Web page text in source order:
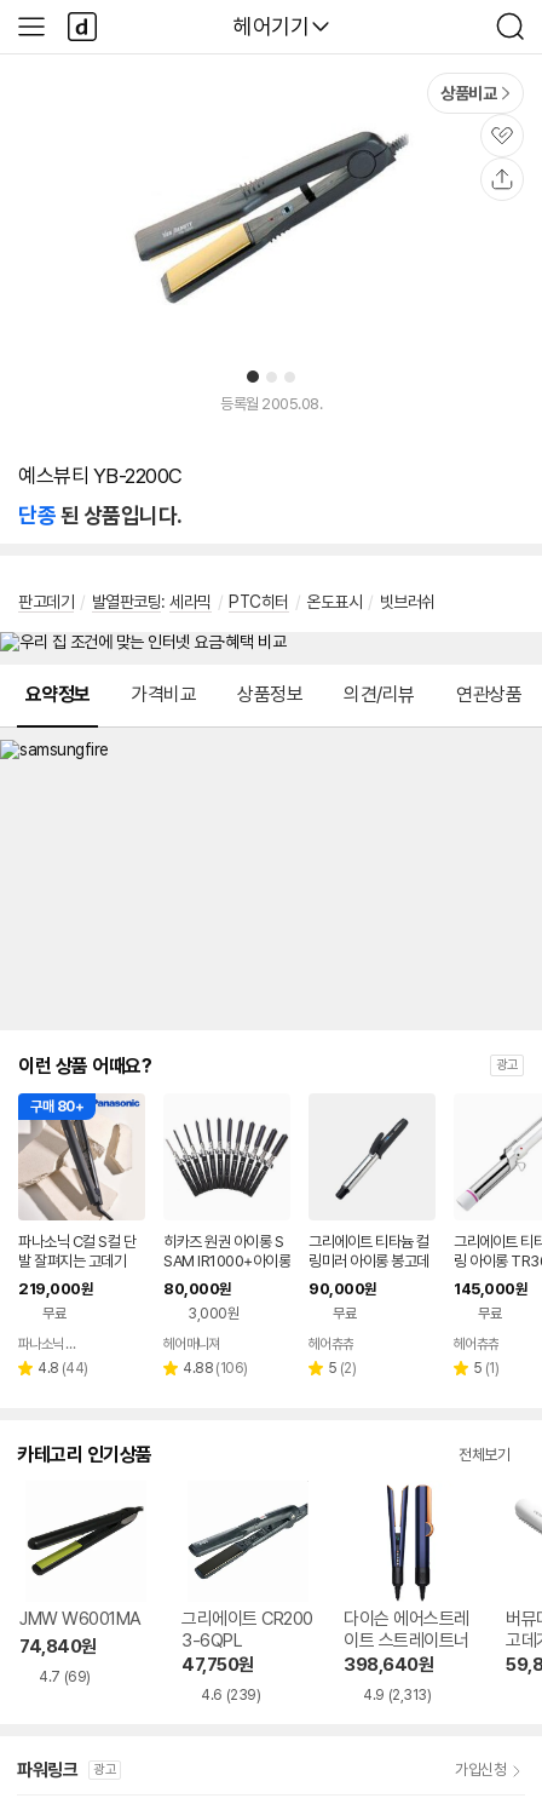
다나와
헤어기기
검
색
사
이
다
나
와
1 2 3
상품비교
관
심
등록월 2005.08.
예스뷰티 YB-2200C
단종된 상품입니다.
판고데기 / 발열판코팅: 세라믹 / PTC히터 / 온도표시 / 빗브러쉬
요약정보 가격비교 상품정보 의견/리뷰 연관상품
이런 상품 어때요? 광고
구매 80+
파나소닉 C컬 S컬 단
발 잘펴지는 고데기
219,000원
무료
파나소닉 공식판매점
별 4.8 리
(44)
히카즈 원권 아이롱 S
SAM IR1000+아이롱
꼬리빗
80,000원
3,000원
페이
헤어매니져
별 4.88 리
(106)
그리에이트 티타늄 컬
링미러 아이롱 봉고데
기 32미리(L)
90,000원
무료
헤어츄츄
별 5 리
(2)
그리에이트 티
링 아이롱
145,000원
무료
헤어츄츄
별 5 리
(1)
카테고리 인기상품 전체보기
JMW W6001MA
74,840원
4.7 (69)
그리에이트 CR200
3-6QPL
47,750원
4.6 (239)
다이슨 에어스트레
이트 스트레이트너
398,640원
4.9 (2,313)
버뮤
파워링크 광고 가입신청